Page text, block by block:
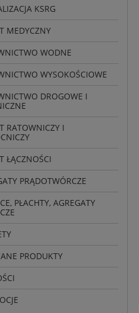
KSRG
MEDYCZNY
WODNE
WYSOKOŚCIOWE
DROGOWE I
RATOWNICZY I
ŁĄCZNOŚCI
PRĄDOTWÓRCZE
PŁACHTY, AGREGATY
PRODUKTY